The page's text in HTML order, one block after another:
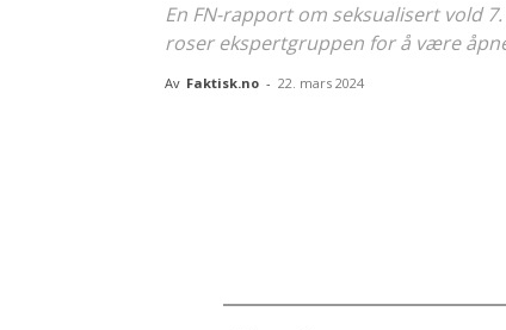
En FN-rapport om seksualisert vold
roser ekspertgruppen for å være
Av Faktisk.no - 22. mars 2024